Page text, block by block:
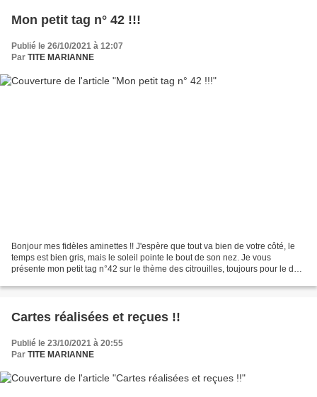
Mon petit tag n° 42 !!!
Publié le 26/10/2021 à 12:07
Par TITE MARIANNE
Bonjour mes fidèles aminettes !! J'espère que tout va bien de votre côté, le
temps est bien gris, mais le soleil pointe le bout de son nez. Je vous
présente mon petit tag n°42 sur le thème des citrouilles, toujours pour le défi
Cartes réalisées et reçues !!
Publié le 23/10/2021 à 20:55
Par TITE MARIANNE